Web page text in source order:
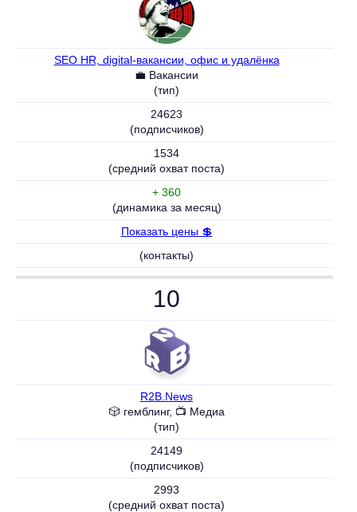
SEO HR, digital-вакансии, офис и удалёнка
💼 Вакансии
(тип)
24623
(подписчиков)
1534
(средний охват поста)
+ 360
(динамика за месяц)
Показать цены 💲
(контакты)
10
R2B.News
🎲 гемблинг, 📺 Медиа
(тип)
24149
(подписчиков)
2993
(средний охват поста)